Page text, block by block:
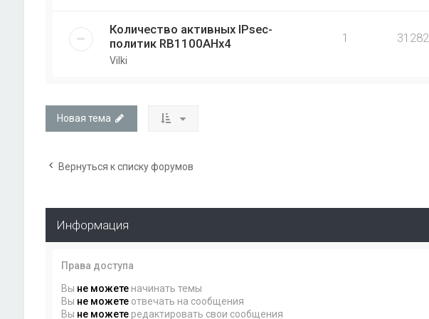
Количество активных IPsec-
политик RB1100AHx4
Vilki
1 31282
Новая тема
Вернуться к списку форумов
Информация
Права доступа
Вы не можетеначинать темы
Вы не можетеотвечать на сообщения
Вы не можетередактировать свои сообщения